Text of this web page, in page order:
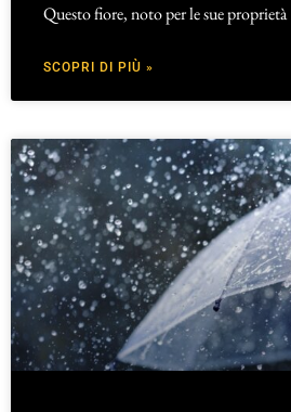
Questo fiore, noto per le sue proprietà
SCOPRI DI PIÙ »